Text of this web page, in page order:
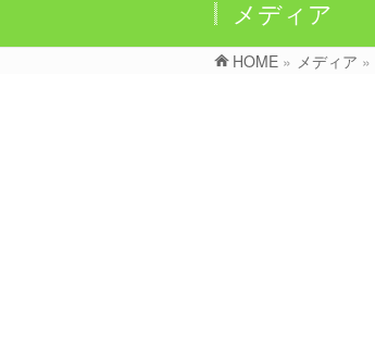
メディア
HOME » メディア »